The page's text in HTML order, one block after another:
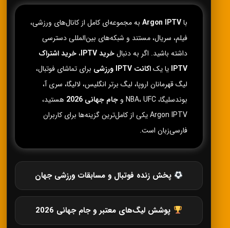
باArgon IPTV به مجموعه‌ای کامل از کانال‌های ورزشی،
فیلم، سریال، مستند و شبکه‌های بین‌المللی دسترسی
داشته باشید. اگر به دنبالخرید IPTV ،خرید اشتراک
IPTV یا یکاکانت IPTV ورزشی
برای تماشای فوتبال،
لیگ قهرمانان اروپا، لیگ برتر انگلیس، لالیگا، سری آ،
بوندسلیگا، NBA، UFC و
جام جهانی 2026
هستید،
Argon IPTV یکی از کامل‌ترین گزینه‌ها برای کاربران
فارسی‌زبان است.
پخش زنده فوتبال و مسابقات ورزشی جهان
پوشش لیگ‌های معتبر و جام جهانی 2026